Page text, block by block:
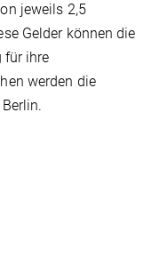
jeweils 2,5
Gelder können die
für ihre
werden die
Pressereferentin AEI